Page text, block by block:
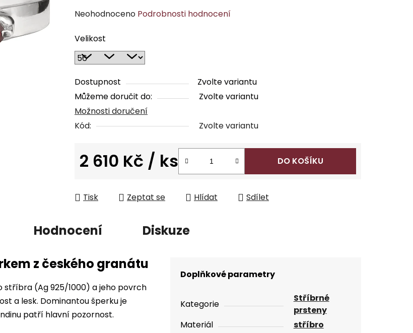
Průměrné
produktu
je
0,0
z
5
hvězdiček.
Neohodnoceno Podrobnosti hodnocení
Velikost
Dostupnost
Zvolte variantu
Můžeme doručit do:
Zvolte variantu
Možnosti doručení
Kód:
Zvolte variantu
2 610 Kč / ks DO KOŠÍKU
Tisk Zeptat se Hlídat Sdílet
Hodnocení
Diskuze
z českého granátu
stříbra (Ag 925/1000) a jeho povrch
a lesk. Dominantou šperku je
patří hlavní pozornost.
Doplňkové parametry
Kategorie
Stříbrné
prsteny
Materiál
stříbro